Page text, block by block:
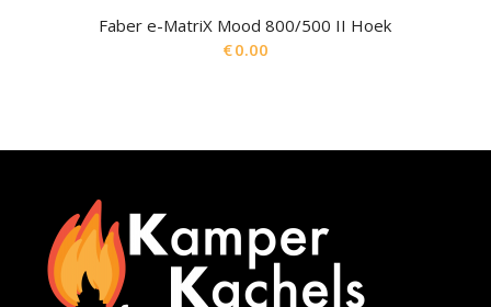
Faber e-MatriX Mood 800/500 II Hoek
€0.00